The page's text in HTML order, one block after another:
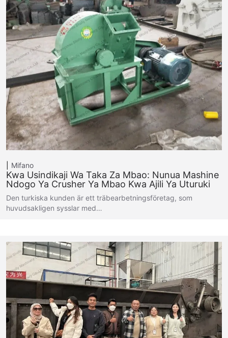
Mifano
Kwa Usindikaji Wa Taka Za Mbao: Nunua Mashine
Ndogo Ya Crusher Ya Mbao Kwa Ajili Ya Uturuki
Den turkiska kunden är ett träbearbetningsföretag, som
huvudsakligen sysslar med…